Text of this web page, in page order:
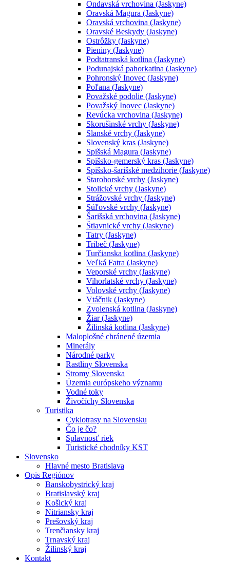
Ondavská vrchovina (Jaskyne)
Oravská Magura (Jaskyne)
Oravská vrchovina (Jaskyne)
Oravské Beskydy (Jaskyne)
Ostrôžky (Jaskyne)
Pieniny (Jaskyne)
Podtatranská kotlina (Jaskyne)
Podunajská pahorkatina (Jaskyne)
Pohronský Inovec (Jaskyne)
Poľana (Jaskyne)
Považské podolie (Jaskyne)
Považský Inovec (Jaskyne)
Revúcka vrchovina (Jaskyne)
Skorušinské vrchy (Jaskyne)
Slanské vrchy (Jaskyne)
Slovenský kras (Jaskyne)
Spišská Magura (Jaskyne)
Spišsko-gemerský kras (Jaskyne)
Spišsko-šarišské medzihorie (Jaskyne)
Starohorské vrchy (Jaskyne)
Stolické vrchy (Jaskyne)
Strážovské vrchy (Jaskyne)
Súľovské vrchy (Jaskyne)
Šarišská vrchovina (Jaskyne)
Štiavnické vrchy (Jaskyne)
Tatry (Jaskyne)
Tribeč (Jaskyne)
Turčianska kotlina (Jaskyne)
Veľká Fatra (Jaskyne)
Veporské vrchy (Jaskyne)
Vihorlatské vrchy (Jaskyne)
Volovské vrchy (Jaskyne)
Vtáčnik (Jaskyne)
Zvolenská kotlina (Jaskyne)
Žiar (Jaskyne)
Žilinská kotlina (Jaskyne)
Maloplošné chránené územia
Minerály
Národné parky
Rastliny Slovenska
Stromy Slovenska
Územia európskeho významu
Vodné toky
Živočíchy Slovenska
Turistika
Cyklotrasy na Slovensku
Čo je čo?
Splavnosť riek
Turistické chodníky KST
Slovensko
Hlavné mesto Bratislava
Opis Regiónov
Banskobystrický kraj
Bratislavský kraj
Košický kraj
Nitriansky kraj
Prešovský kraj
Trenčiansky kraj
Trnavský kraj
Žilinský kraj
Kontakt